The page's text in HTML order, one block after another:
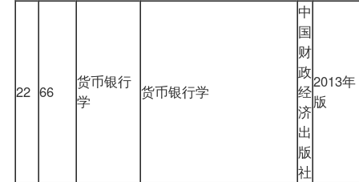
22 66
货币银行
学
货币银行学
中
国
财
政
经
济
出
版
社
2013年
版